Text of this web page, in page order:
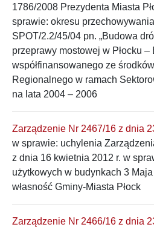
1786/2008 Prezydenta Miasta
sprawie: okresu
SPOT/2.2/45/04 pn. „Budowa
przeprawy mostowej w Płocku –
współfinansowanego ze
Regionalnego w ramach
na lata 2004 – 2006
Zarządzenie Nr 2467/16 z dnia
w sprawie: uchylenia
z dnia 16 kwietnia 2012 r. w
użytkowych w budynkach 3
własność Gminy-Miasta Płock
Zarządzenie Nr 2466/16 z dnia